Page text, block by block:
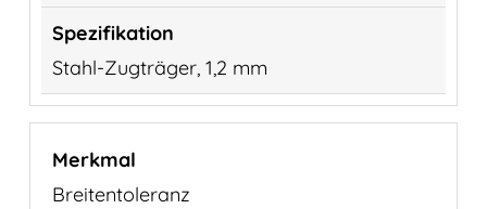
Stahl-Zugträger, 1,2 mm
Breitentoleranz